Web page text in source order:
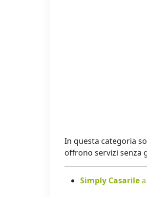
In questa categoria
offrono servizi senza
Simply Casarile